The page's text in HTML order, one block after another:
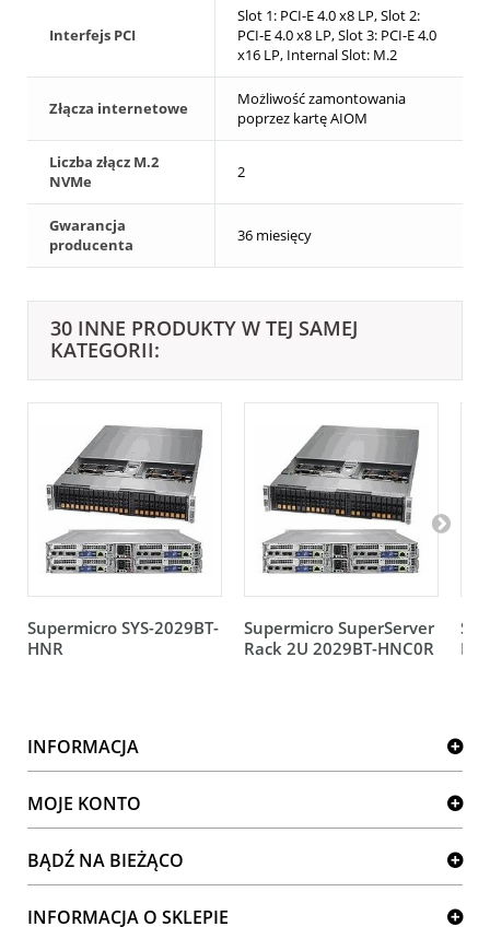
Interfejs PCI
Slot 1: PCI-E 4.0 x8 LP, Slot 2:
PCI-E 4.0 x8 LP, Slot 3: PCI-E 4.0
x16 LP, Internal Slot: M.2
Złącza internetowe
Możliwość zamontowania
poprzez kartę AIOM
Liczba złącz M.2
NVMe
2
Gwarancja
producenta
36 miesięcy
30 INNE PRODUKTY W TEJ SAMEJ
KATEGORII:
Supermicro SYS-2029BT-
HNR
Supermicro SuperServer
Rack 2U 2029BT-HNC0R
INFORMACJA
MOJE KONTO
BĄDŹ NA BIEŻĄCO
INFORMACJA O SKLEPIE